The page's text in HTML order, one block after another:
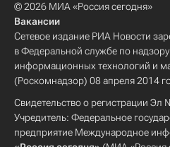
© 2026 МИА «Россия сегодня»
Вакансии
Сетевое издание РИА Новости
в Федеральной службе по
информационных технологий и
(Роскомнадзор) 08 апреля 2014
Свидетельство о регистрации
Учредитель: Федеральное
предприятие Международное